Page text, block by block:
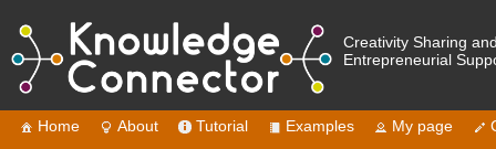
Creativity Sharing
Entrepreneurial
Home About Tutorial Examples My page